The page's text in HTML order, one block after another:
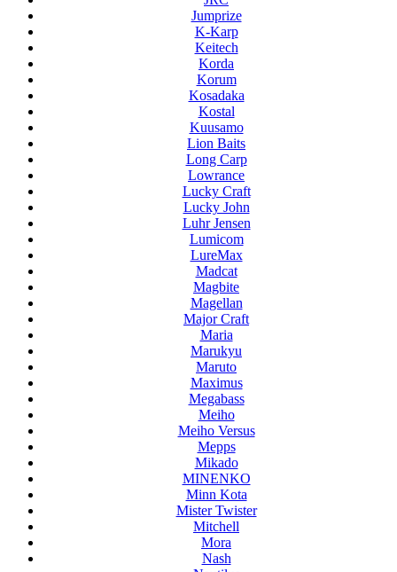
Jumprize
K-Karp
Keitech
Korda
Korum
Kosadaka
Kostal
Kuusamo
Lion Baits
Long Carp
Lowrance
Lucky Craft
Lucky John
Luhr Jensen
Lumicom
LureMax
Madcat
Magbite
Magellan
Major Craft
Maria
Marukyu
Maruto
Maximus
Megabass
Meiho
Meiho Versus
Mepps
Mikado
MINENKO
Minn Kota
Mister Twister
Mitchell
Mora
Nash